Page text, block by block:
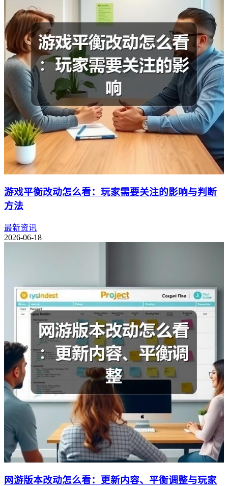
游戏平衡改动怎么看：玩家需要关注的影响与判断
方法
最新资讯
2026-06-18
网游版本改动怎么看：更新内容、平衡调整与玩家